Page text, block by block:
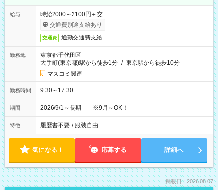
給与
時給2000～2100円＋交
交通費別途支給あり
交通費 通勤交通費支給
勤務地
東京都千代田区
大手町(東京都)駅から徒歩1分 / 東京駅から徒歩10分
マスコミ関連
勤務時間 9:30～17:30
期間 2026/9/1～長期 ※9月～OK！
特徴 履歴書不要 / 服装自由
気になる！ 応募する 詳細へ
掲載日：2026.08.07